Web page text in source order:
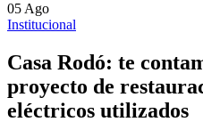
05Ago
Institucional
Casa Rodó: te
proyecto de
eléctricos utilizados